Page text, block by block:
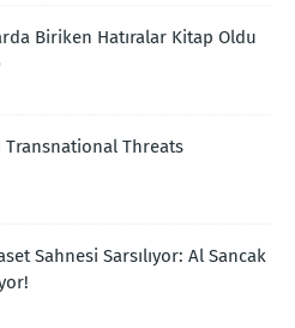
Biriken Hatıralar Kitap Oldu
Threats
Sahnesi Sarsılıyor: Al Sancak